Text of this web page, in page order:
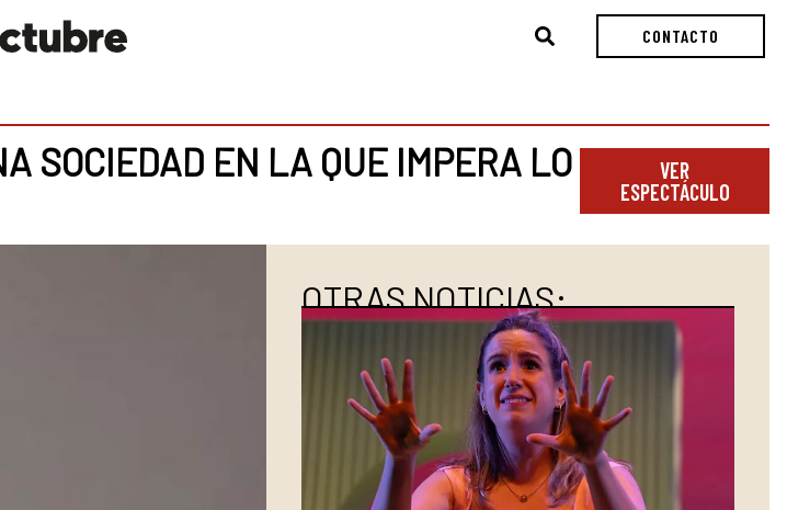
Buscar CONTACTO
SOCIEDAD EN LA QUE IMPERA LO
VER
ESPECTÁCULO
OTRAS NOTICIAS: